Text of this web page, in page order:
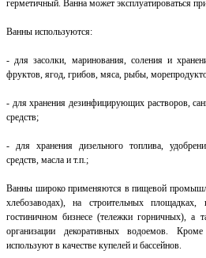
герметичный. Ванна может эксплуатироваться
Ванны используются:
- для засолки, маринования, соления и
фруктов, ягод, грибов, мяса, рыбы,
- для хранения дезинфицирующих растворов,
средств;
- для хранения дизельного топлива,
средств, масла и т.п.;
Ванны широко применяются в пищевой
хлебозаводах), на строительных
гостиничном бизнесе (тележки горничных), а
организации декоративных водоемов.
используют в качестве купелей и бассейнов.